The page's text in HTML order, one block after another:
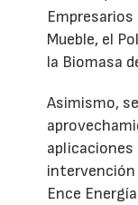
Empresarios
Mueble, el
la Biomasa
Asimismo,
aplicaciones
intervención
Ence